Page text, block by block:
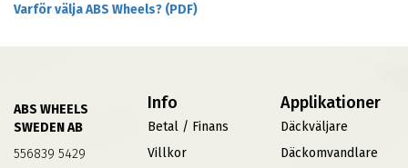
Varför välja ABS Wheels? (PDF)
ABS WHEELS
SWEDEN AB
556839 5429
Info
Betal / Finans
Villkor
Applikationer
Däckväljare
Däckomvandlare